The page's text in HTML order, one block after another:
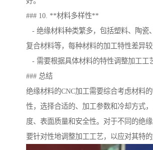
### 10. **材料多样性**
- 绝缘材料种类繁多，包括塑料、陶瓷
复合材料等，每种材料的加工特性差异较
- 需要根据具体材料的特性调整加工工
### 总结
绝缘材料的CNC加工需要综合考虑材料
性，选择合适的、加工参数和冷却方式
度、表面质量和安全性。对于不同的绝
要针对性地调整加工工艺，以应对其特的